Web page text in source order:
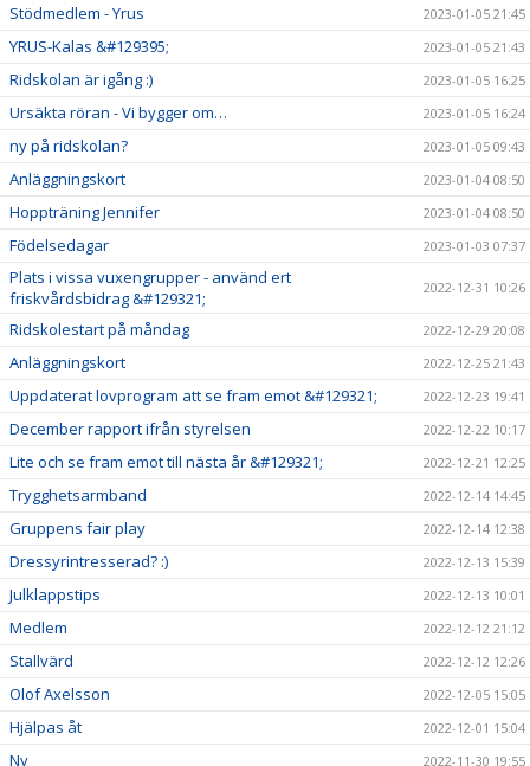
Stödmedlem - Yrus 2023-01-05 21:45
YRUS-Kalas &#129395; 2023-01-05 21:43
Ridskolan är igång :) 2023-01-05 16:25
Ursäkta röran - Vi bygger om… 2023-01-05 16:24
ny på ridskolan? 2023-01-05 09:43
Anläggningskort 2023-01-04 08:50
Hoppträning Jennifer 2023-01-04 08:50
Födelsedagar 2023-01-03 07:37
Plats i vissa vuxengrupper - använd ert
friskvårdsbidrag &#129321;
2022-12-31 10:26
Ridskolestart på måndag 2022-12-29 20:08
Anläggningskort 2022-12-25 21:43
Uppdaterat lovprogram att se fram emot &#129321; 2022-12-23 19:41
December rapport ifrån styrelsen 2022-12-22 10:17
Lite och se fram emot till nästa år &#129321; 2022-12-21 12:25
Trygghetsarmband 2022-12-14 14:45
Gruppens fair play 2022-12-14 12:38
Dressyrintresserad? :) 2022-12-13 15:39
Julklappstips 2022-12-13 10:01
Medlem 2022-12-12 21:12
Stallvärd 2022-12-12 12:26
Olof Axelsson 2022-12-05 15:05
Hjälpas åt 2022-12-01 15:04
Ny 2022-11-30 19:55